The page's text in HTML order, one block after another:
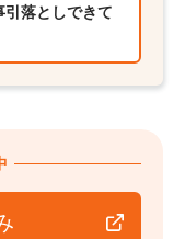
落としできて